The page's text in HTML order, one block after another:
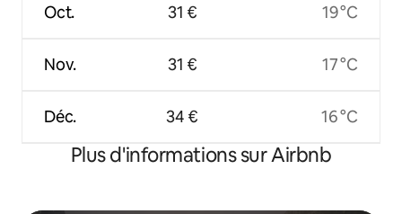
Oct.
Nov.
Déc.
31 €
31 €
34 €
19 °C
17 °C
16 °C
Plus d'informations sur Airbnb